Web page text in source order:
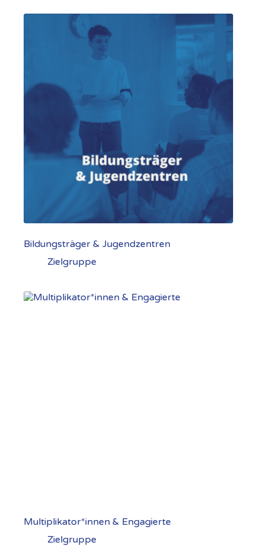
Bildungsträger & Jugendzentren
Zielgruppe
Multiplikator*innen & Engagierte
Zielgruppe